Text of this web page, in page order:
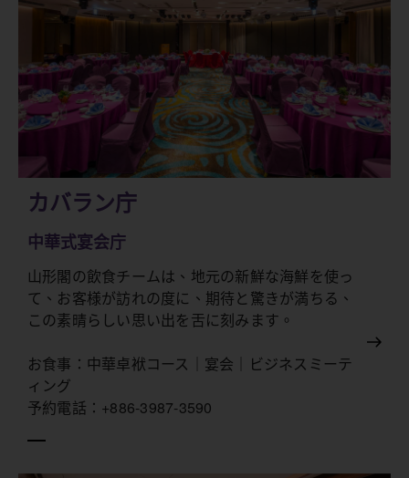
カバラン庁
中華式宴会庁
山形閣の飲食チームは、地元の新鮮な海鮮を使っ
て、お客様が訪れの度に、期待と驚きが満ちる、
この素晴らしい思い出を舌に刻みます。
お食事：中華卓袱コース｜宴会｜ビジネスミーテ
ィング
予約電話：+886-3987-3590